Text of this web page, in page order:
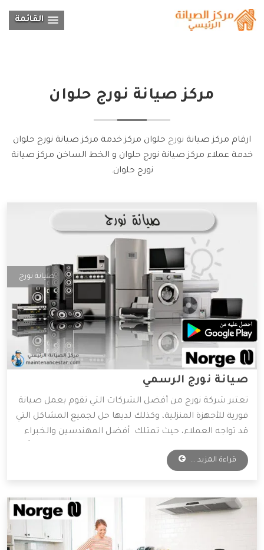
القائمة
مركز صيانة نورج حلوان
ارقام مركز صيانة نورج حلوان مركز خدمة مركز صيانة نورج حلوان
خدمة عملاء مركز صيانة نورج حلوان و الخط الساخن مركز صيانة
نورج حلوان.
صيانة نورج
صيانة نورج الرسمي
تعتبر شركة نورج من أفضل الشركات التي تقوم بعمل صيانة
فورية للأجهزة المنزلية، وكذلك لديها حل لجميع المشاكل التي
قد تواجه العملاء، حيث تمتلك أفضل المهندسين والخبراء
المتخصصين في صيانة جميع الأجهزة الكهربائية، واعتماداً
على آراء الكثير من العملاء فهي الأفضل دائمًا في عمليات
قراءة المزيد ...